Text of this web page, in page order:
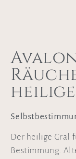
Der heilige Gral
Bestimmung.